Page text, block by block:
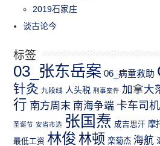
2019石家庄
谈古论今
标签
03_张东岳案 06_病童救助
针灸 九段线 人头税 刑事案件 加拿大
行 南方周末 南海争端 卡车司机
圣诞节 安省市选 张国焘 成吉思汗 摩
最低工资 林俊 林顿 栾菊杰 海航